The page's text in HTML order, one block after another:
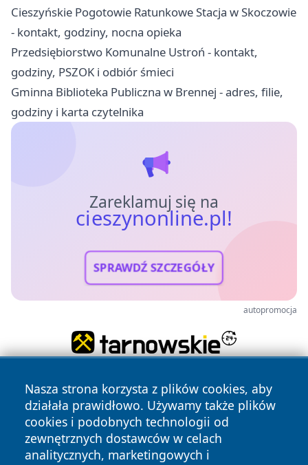
Cieszyńskie Pogotowie Ratunkowe Stacja w Skoczowie
- kontakt, godziny, nocna opieka
Przedsiębiorstwo Komunalne Ustroń - kontakt,
godziny, PSZOK i odbiór śmieci
Gminna Biblioteka Publiczna w Brennej - adres, filie,
godziny i karta czytelnika
Zareklamuj się na
cieszynonline.pl!
SPRAWDŹ SZCZEGÓŁY
autopromocja
Nasza strona korzysta z plików cookies, aby
działała prawidłowo. Używamy także plików
cookies i podobnych technologii od
zewnętrznych dostawców w celach
analitycznych, marketingowych i